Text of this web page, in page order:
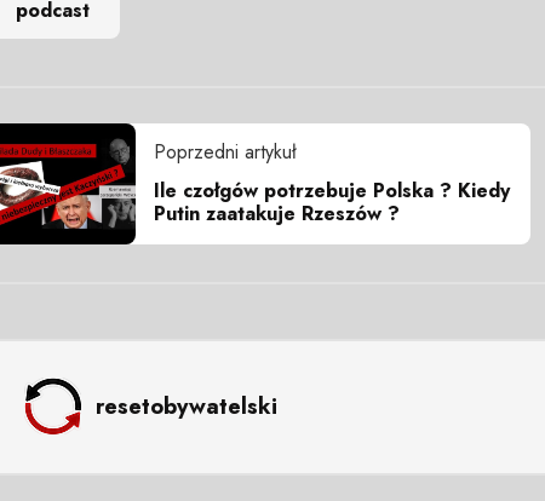
podcast
Poprzedni artykuł
Ile czołgów potrzebuje Polska ? Kiedy
Putin zaatakuje Rzeszów ?
resetobywatelski